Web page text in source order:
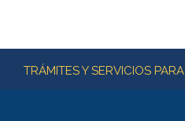
Más información
TRÁMITES Y SERVICIOS PARA